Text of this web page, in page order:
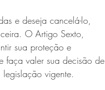
e deseja cancelá-lo,
O Artigo Sexto,
sua proteção e
faça valer sua decisão de
vigente.